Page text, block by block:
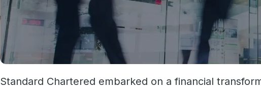
Standard Chartered embarked on a financial